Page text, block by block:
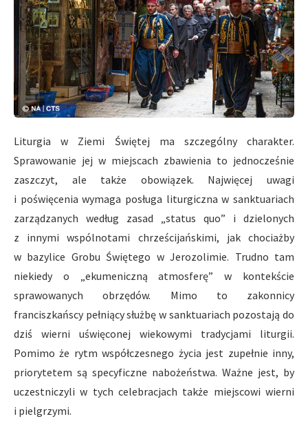
Liturgia w Ziemi Świętej ma szczególny charakter.
Sprawowanie jej w miejscach zbawienia to jednocześnie
zaszczyt, ale także obowiązek. Najwięcej uwagi
i poświęcenia wymaga posługa liturgiczna w sanktuariach
zarządzanych według zasad „status quo” i dzielonych
z innymi wspólnotami chrześcijańskimi, jak chociażby
w bazylice Grobu Świętego w Jerozolimie. Trudno tam
niekiedy o „ekumeniczną atmosferę” w kontekście
sprawowanych obrzędów. Mimo to zakonnicy
franciszkańscy pełniący służbę w sanktuariach pozostają do
dziś wierni uświęconej wiekowymi tradycjami liturgii.
Pomimo że rytm współczesnego życia jest zupełnie inny,
priorytetem są specyficzne nabożeństwa. Ważne jest, by
uczestniczyli w tych celebracjach także miejscowi wierni
i pielgrzymi.